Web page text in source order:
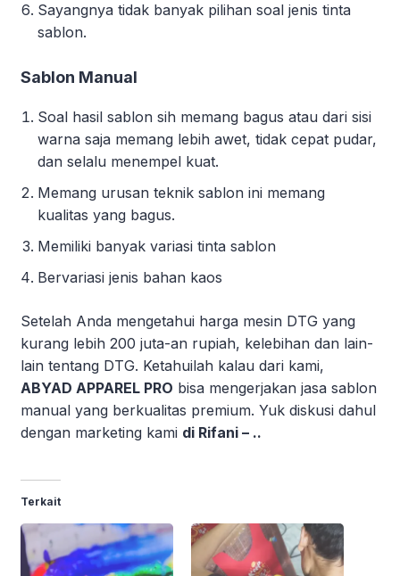
Sayangnya tidak banyak pilihan soal jenis tinta
sablon.
Sablon Manual
Soal hasil sablon sih memang bagus atau dari sisi
warna saja memang lebih awet, tidak cepat pudar,
dan selalu menempel kuat.
Memang urusan teknik sablon ini memang
kualitas yang bagus.
Memiliki banyak variasi tinta sablon
Bervariasi jenis bahan kaos
Setelah Anda mengetahui harga mesin DTG yang
kurang lebih 200 juta-an rupiah, kelebihan dan lain-
lain tentang DTG. Ketahuilah kalau dari kami,
ABYAD APPAREL PRO bisa mengerjakan jasa sablon
manual yang berkualitas premium. Yuk diskusi dahul
dengan marketing kami di Rifani – ..
Terkait